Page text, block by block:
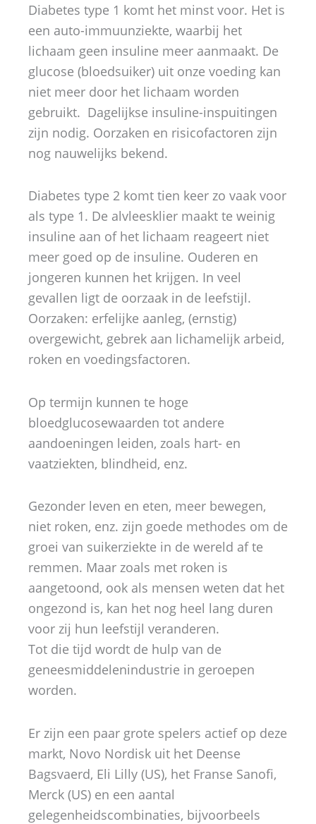
Diabetes type 1 komt het minst voor. Het is
een auto-immuunziekte, waarbij het
lichaam geen insuline meer aanmaakt. De
glucose (bloedsuiker) uit onze voeding kan
niet meer door het lichaam worden
gebruikt. Dagelijkse insuline-inspuitingen
zijn nodig. Oorzaken en risicofactoren zijn
nog nauwelijks bekend.
Diabetes type 2 komt tien keer zo vaak voor
als type 1. De alvleesklier maakt te weinig
insuline aan of het lichaam reageert niet
meer goed op de insuline. Ouderen en
jongeren kunnen het krijgen. In veel
gevallen ligt de oorzaak in de leefstijl.
Oorzaken: erfelijke aanleg, (ernstig)
overgewicht, gebrek aan lichamelijk arbeid,
roken en voedingsfactoren.
Op termijn kunnen te hoge
bloedglucosewaarden tot andere
aandoeningen leiden, zoals hart- en
vaatziekten, blindheid, enz.
Gezonder leven en eten, meer bewegen,
niet roken, enz. zijn goede methodes om de
groei van suikerziekte in de wereld af te
remmen. Maar zoals met roken is
aangetoond, ook als mensen weten dat het
ongezond is, kan het nog heel lang duren
voor zij hun leefstijl veranderen.
Tot die tijd wordt de hulp van de
geneesmiddelenindustrie in geroepen
worden.
Er zijn een paar grote spelers actief op deze
markt, Novo Nordisk uit het Deense
Bagsvaerd, Eli Lilly (US), het Franse Sanofi,
Merck (US) en een aantal
gelegenheidscombinaties, bijvoorbeels